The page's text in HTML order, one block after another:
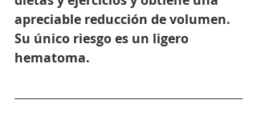
apreciable reducción de volumen.
Su único riesgo es un ligero
hematoma.